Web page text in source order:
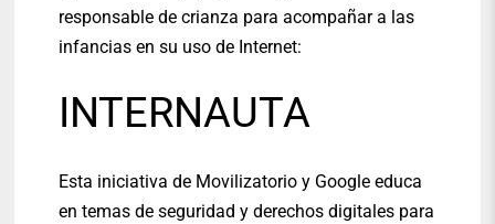
responsable de crianza para acompañar a las
infancias en su uso de Internet:
INTERNAUTA
Esta iniciativa de Movilizatorio y Google educa
en temas de seguridad y derechos digitales para